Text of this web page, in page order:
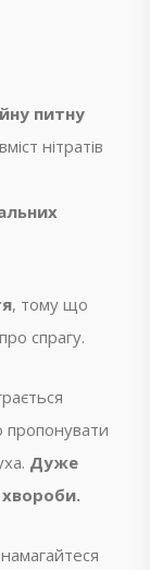
питну
нітратів
, тому що
спрагу.
пропонувати
Дуже